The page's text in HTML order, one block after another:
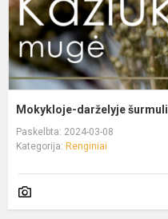
Mokykloje-darželyje
Paskelbta: 2024-03-08
Kategorija: Renginiai